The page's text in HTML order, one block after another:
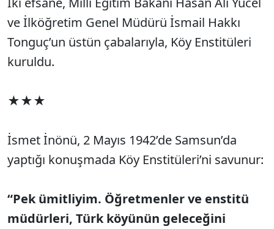
ve İlköğretim Genel Müdürü İsmail Hakkı
Tonguç’un üstün çabalarıyla, Köy Enstitüleri
kuruldu.
★★★
İsmet İnönü, 2 Mayıs 1942’de Samsun’da
yaptığı konuşmada Köy Enstitüleri’ni savunur:
“Pek ümitliyim. Öğretmenler ve enstitü
müdürleri, Türk köyünün geleceğini